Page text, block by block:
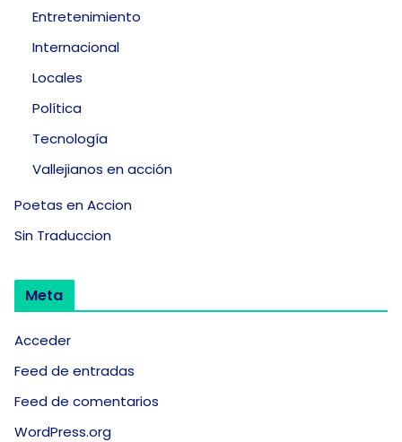
Entretenimiento
Internacional
Locales
Política
Tecnología
Vallejianos en acción
Poetas en Accion
Sin Traduccion
Meta
Acceder
Feed de entradas
Feed de comentarios
WordPress.org